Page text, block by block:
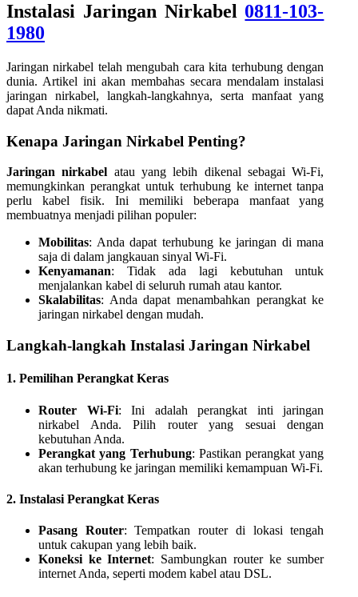
Instalasi Jaringan Nirkabel 0811-103-
1980
Jaringan nirkabel telah mengubah cara kita terhubung dengan
dunia. Artikel ini akan membahas secara mendalam instalasi
jaringan nirkabel, langkah-langkahnya, serta manfaat yang
dapat Anda nikmati.
Kenapa Jaringan Nirkabel Penting?
Jaringan nirkabel atau yang lebih dikenal sebagai Wi-Fi,
memungkinkan perangkat untuk terhubung ke internet tanpa
perlu kabel fisik. Ini memiliki beberapa manfaat yang
membuatnya menjadi pilihan populer:
Mobilitas: Anda dapat terhubung ke jaringan di mana
saja di dalam jangkauan sinyal Wi-Fi.
Kenyamanan: Tidak ada lagi kebutuhan untuk
menjalankan kabel di seluruh rumah atau kantor.
Skalabilitas: Anda dapat menambahkan perangkat ke
jaringan nirkabel dengan mudah.
Langkah-langkah Instalasi Jaringan Nirkabel
1. Pemilihan Perangkat Keras
Router Wi-Fi: Ini adalah perangkat inti jaringan
nirkabel Anda. Pilih router yang sesuai dengan
kebutuhan Anda.
Perangkat yang Terhubung: Pastikan perangkat yang
akan terhubung ke jaringan memiliki kemampuan Wi-Fi.
2. Instalasi Perangkat Keras
Pasang Router: Tempatkan router di lokasi tengah
untuk cakupan yang lebih baik.
Koneksi ke Internet: Sambungkan router ke sumber
internet Anda, seperti modem kabel atau DSL.